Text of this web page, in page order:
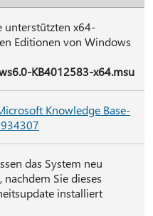
unterstützten x64-
Editionen von Windows
KB4012583-x64.msu
Knowledge Base-
das System neu
nachdem Sie dieses
installiert